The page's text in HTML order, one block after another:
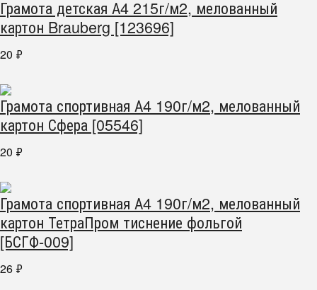
Грамота детская А4 215г/м2, мелованный
картон Brauberg [123696]
20 ₽
Грамота спортивная А4 190г/м2, мелованный
картон Сфера [05546]
20 ₽
Грамота спортивная А4 190г/м2, мелованный
картон ТетраПром тиснение фольгой
[БСГФ-009]
26 ₽